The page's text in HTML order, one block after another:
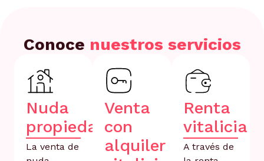
Conoce nuestros servicios
Nuda
propiedad
La venta de
Venta
con
alquiler
Renta
vitalicia
A través de